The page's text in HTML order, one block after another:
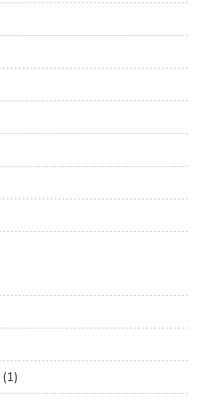
(1)